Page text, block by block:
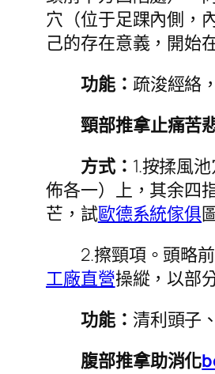
穴（位于足踝內側，
己的存在意義，開始
功能： 疏浚經絡
頸部推拿止痛苦
方式： 1.按揉風
佈各一）上，其余四
芒，試歐德系統傢俱
2.擦頸項。頭略
工廠直營操縱，以部
功能： 清利頭子
腹部推拿助消化